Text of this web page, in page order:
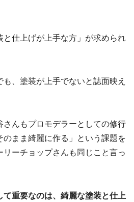
と仕上げが上手な方」が求められ
、塗装が上手でないと誌面映え
んもプロモデラーとしての修行
のまま綺麗に作る」という課題を
ーチョップさんも同じこと言っ
て重要なのは、綺麗な塗装と仕上